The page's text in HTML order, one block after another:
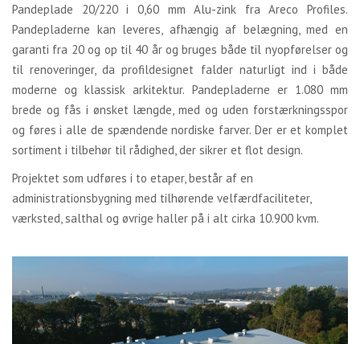
Pandeplade 20/220 i 0,60 mm Alu-zink fra Areco Profiles.
Pandepladerne kan leveres, afhængig af belægning, med en
garanti fra 20 og op til 40 år og bruges både til nyopførelser og
til renoveringer, da profildesignet falder naturligt ind i både
moderne og klassisk arkitektur. Pandepladerne er 1.080 mm
brede og fås i ønsket længde, med og uden forstærkningsspor
og føres i alle de spændende nordiske farver. Der er et komplet
sortiment i tilbehør til rådighed, der sikrer et flot design.
Projektet som udføres i to etaper, består af en
administrationsbygning med tilhørende velfærdfaciliteter,
værksted, salthal og øvrige haller på i alt cirka 10.900 kvm.